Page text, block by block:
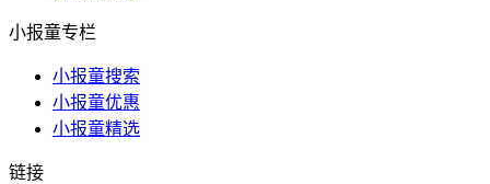
小报童专栏
小报童搜索
小报童优惠
小报童精选
链接